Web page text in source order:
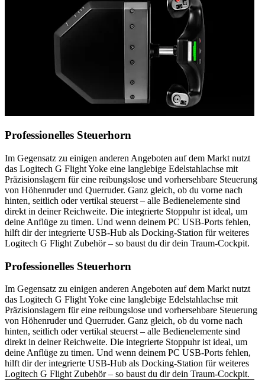
Professionelles Steuerhorn
Im Gegensatz zu einigen anderen Angeboten auf dem Markt nutzt
das Logitech G Flight Yoke eine langlebige Edelstahlachse mit
Präzisionslagern für eine reibungslose und vorhersehbare Steuerung
von Höhenruder und Querruder. Ganz gleich, ob du vorne nach
hinten, seitlich oder vertikal steuerst – alle Bedienelemente sind
direkt in deiner Reichweite. Die integrierte Stoppuhr ist ideal, um
deine Anflüge zu timen. Und wenn deinem PC USB-Ports fehlen,
hilft dir der integrierte USB-Hub als Docking-Station für weiteres
Logitech G Flight Zubehör – so baust du dir dein Traum-Cockpit.
Professionelles Steuerhorn
Im Gegensatz zu einigen anderen Angeboten auf dem Markt nutzt
das Logitech G Flight Yoke eine langlebige Edelstahlachse mit
Präzisionslagern für eine reibungslose und vorhersehbare Steuerung
von Höhenruder und Querruder. Ganz gleich, ob du vorne nach
hinten, seitlich oder vertikal steuerst – alle Bedienelemente sind
direkt in deiner Reichweite. Die integrierte Stoppuhr ist ideal, um
deine Anflüge zu timen. Und wenn deinem PC USB-Ports fehlen,
hilft dir der integrierte USB-Hub als Docking-Station für weiteres
Logitech G Flight Zubehör – so baust du dir dein Traum-Cockpit.